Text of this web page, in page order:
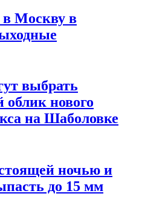
в Москву в
выбрать
нового
на Шаболовке
ночью и
до 15 мм